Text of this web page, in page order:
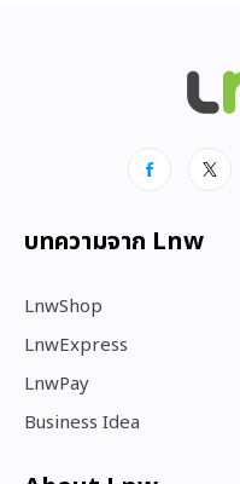
บทความจาก Lnw
LnwShop
LnwExpress
LnwPay
Business Idea